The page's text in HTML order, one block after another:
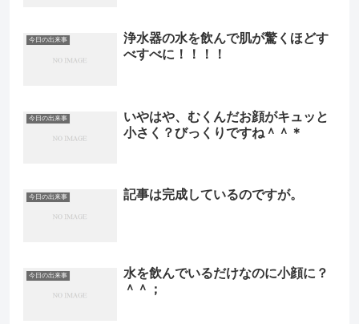
今日の出来事
浄水器の水を飲んで肌が驚くほどす
べすべに！！！！
今日の出来事
いやはや、むくんだお顔がキュッと
小さく？びっくりですね＾＾＊
今日の出来事 記事は完成しているのですが。
今日の出来事
水を飲んでいるだけなのに小顔に？
＾＾；